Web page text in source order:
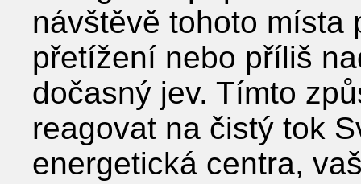
návštěvě tohoto místa
přetížení nebo příliš
dočasný jev. Tímto
reagovat na čistý tok
energetická centra,